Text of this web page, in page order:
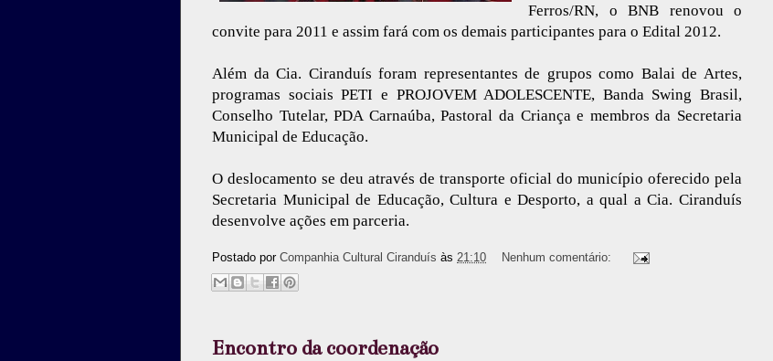
Ferros/RN, o BNB renovou o
convite para 2011 e assim fará com os demais participantes para o Edital 2012.
Além da Cia. Ciranduís foram representantes de grupos como Balai de Artes,
programas sociais PETI e PROJOVEM ADOLESCENTE, Banda Swing Brasil,
Conselho Tutelar, PDA Carnaúba, Pastoral da Criança e membros da Secretaria
Municipal de Educação.
O deslocamento se deu através de transporte oficial do município oferecido pela
Secretaria Municipal de Educação, Cultura e Desporto, a qual a Cia. Ciranduís
desenvolve ações em parceria.
Postado por Companhia Cultural Ciranduís às 21:10 Nenhum comentário:
Encontro da coordenação